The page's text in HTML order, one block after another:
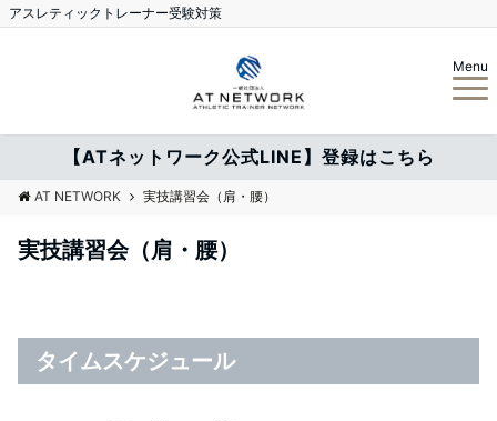
アスレティックトレーナー受験対策
Menu
【ATネットワーク公式LINE】登録はこちら
AT NETWORK 実技講習会（肩・腰）
実技講習会（肩・腰）
タイムスケジュール